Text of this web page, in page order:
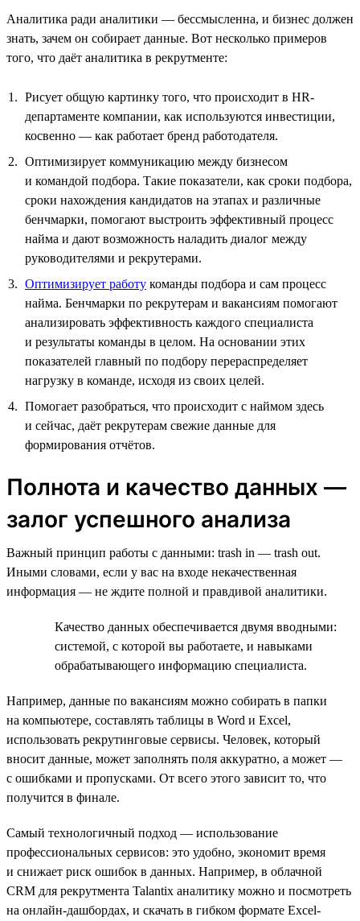
Аналитика ради аналитики — бессмысленна, и бизнес должен
знать, зачем он собирает данные. Вот несколько примеров
того, что даёт аналитика в рекрутменте:
Рисует общую картинку того, что происходит в HR-
департаменте компании, как используются инвестиции,
косвенно — как работает бренд работодателя.
Оптимизирует коммуникацию между бизнесом
и командой подбора. Такие показатели, как сроки подбора,
сроки нахождения кандидатов на этапах и различные
бенчмарки, помогают выстроить эффективный процесс
найма и дают возможность наладить диалог между
руководителями и рекрутерами.
Оптимизирует работу команды подбора и сам процесс
найма. Бенчмарки по рекрутерам и вакансиям помогают
анализировать эффективность каждого специалиста
и результаты команды в целом. На основании этих
показателей главный по подбору перераспределяет
нагрузку в команде, исходя из своих целей.
Помогает разобраться, что происходит с наймом здесь
и сейчас, даёт рекрутерам свежие данные для
формирования отчётов.
Полнота и качество данных —
залог успешного анализа
Важный принцип работы с данными: trash in — trash out.
Иными словами, если у вас на входе некачественная
информация — не ждите полной и правдивой аналитики.
Качество данных обеспечивается двумя вводными:
системой, с которой вы работаете, и навыками
обрабатывающего информацию специалиста.
Например, данные по вакансиям можно собирать в папки
на компьютере, составлять таблицы в Word и Excel,
использовать рекрутинговые сервисы. Человек, который
вносит данные, может заполнять поля аккуратно, а может —
с ошибками и пропусками. От всего этого зависит то, что
получится в финале.
Самый технологичный подход — использование
профессиональных сервисов: это удобно, экономит время
и снижает риск ошибок в данных. Например, в облачной
CRM для рекрутмента Talantix аналитику можно и посмотреть
на онлайн-дашбордах, и скачать в гибком формате Excel-